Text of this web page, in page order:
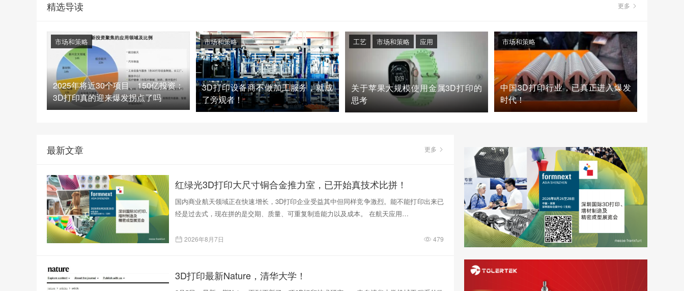
精选导读 更多
2025年将近30个项目、150亿投资：
3D打印真的迎来爆发拐点了吗
市场和策略
3D打印设备商不做加工服务，就成
了旁观者！
市场和策略
关于苹果大规模使用金属3D打印的
思考
工艺 市场和策略 应用
中国3D打印行业，已真正进入爆发
时代！
市场和策略
最新文章 更多
红绿光3D打印大尺寸铜合金推力室，已开始真技术比拼！
国内商业航天领域正在快速增长，3D打印企业受益其中但同样竞争激烈。能不能打印出来已
经是过去式，现在拼的是交期、质量、可重复制造能力以及成本。 在航天应用…
2026年8月7日 479
3D打印最新Nature，清华大学！